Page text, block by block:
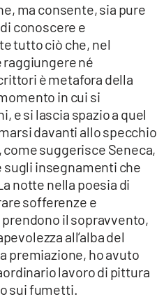
ma consente, sia pure
conoscere e
tutto ciò che, nel
né
è metafora della
in cui si
e si lascia spazio a quel
davanti allo specchio
suggerisce Seneca,
sugli insegnamenti che
notte nella poesia di
sofferenze e
il sopravvento,
all’alba del
premiazione, ho avuto
lavoro di pittura
sui fumetti.